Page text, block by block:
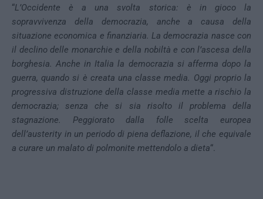
“L’Occidente è a una svolta storica: è in gioco la
sopravvivenza della democrazia, anche a causa della
situazione economica e finanziaria. La democrazia nasce con
il declino delle monarchie e della nobiltà e con l’ascesa della
borghesia. Anche in Italia la democrazia si afferma dopo la
guerra, quando si è creata una classe media. Oggi proprio la
progressiva distruzione della classe media mette a rischio la
democrazia; senza che si sia risolto il problema della
stagnazione. Peggiorato dalla folle scelta europea
dell’austerity in un periodo di piena deflazione, il che equivale
a curare un malato di polmonite mettendolo a dieta“.